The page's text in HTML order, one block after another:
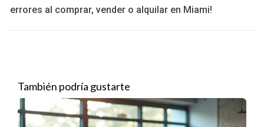
Adaptar ofertas a lo que buscan los inquilinos modernos.
Caso de estudio 3: Proyectos de
renovación
errores al comprar, vender o alquilar en Miami!
También podría gustarte